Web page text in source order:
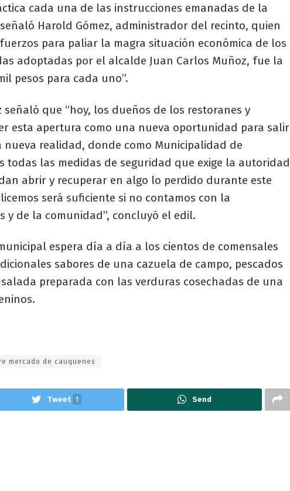
cada una de las instrucciones emanadas de la
Harold Gómez, administrador del recinto, quien
para paliar la magra situación económica de los
adoptadas por el alcalde Juan Carlos Muñoz, fue la
pesos para cada uno”.
señaló que “hoy, los dueños de los restoranes y
esta apertura como una nueva oportunidad para salir
realidad, donde como Municipalidad de
todas las medidas de seguridad que exige la autoridad
abrir y recuperar en algo lo perdido durante este
será suficiente si no contamos con la
y de la comunidad”, concluyó el edil.
espera día a día a los cientos de comensales
sabores de una cazuela de campo, pescados
preparada con las verduras cosechadas de una
mercado de cauquenes
Tweet 1 Send